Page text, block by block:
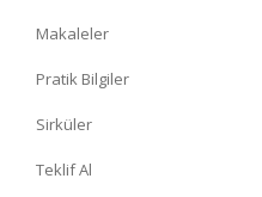
Makaleler
Pratik Bilgiler
Sirküler
Teklif Al